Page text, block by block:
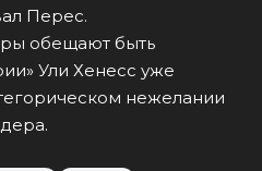
Перес.
обещают быть
Ули Хенесс уже
нежелании